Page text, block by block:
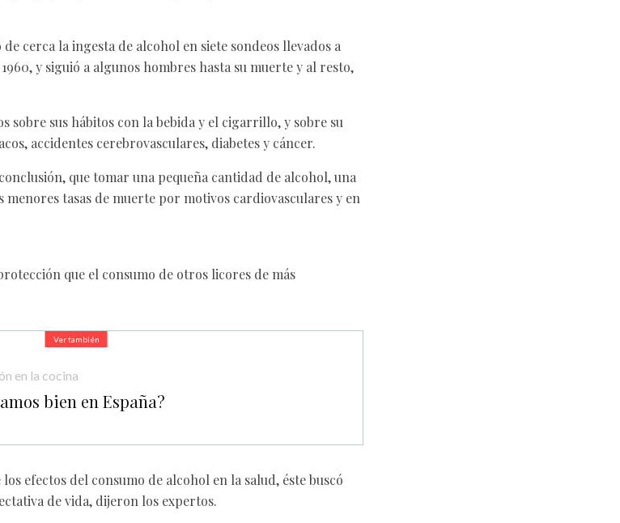
cerca la ingesta de alcohol en siete sondeos llevados a
y siguió a algunos hombres hasta su muerte y al resto,
sobre sus hábitos con la bebida y el cigarrillo, y sobre su
accidentes cerebrovasculares, diabetes y cáncer.
que tomar una pequeña cantidad de alcohol, una
menores tasas de muerte por motivos cardiovasculares y en
que el consumo de otros licores de más
Ver también
en la cocina
bien en España?
efectos del consumo de alcohol en la salud, éste buscó
de vida, dijeron los expertos.